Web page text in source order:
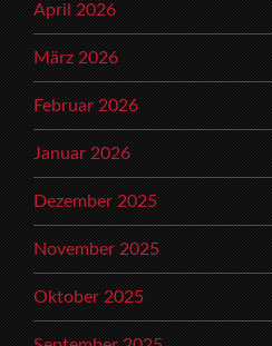
April 2026
März 2026
Februar 2026
Januar 2026
Dezember 2025
November 2025
Oktober 2025